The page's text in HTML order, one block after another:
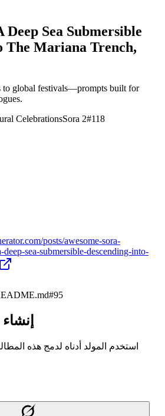
Deep Sea Submersible
The Mariana Trench,
to global festivals—prompts built for
CelebrationsSora 2#118
posts/awesome-sora-
sea-submersible-descending-into-
استخدم المولد أدناه لدمج هذه